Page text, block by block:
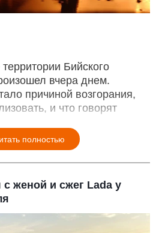
Бийского
вчера днем.
причиной возгорания,
и что говорят
полностью
женой и сжег Lada у